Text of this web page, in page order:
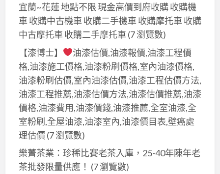
宜蘭~花蓮 地點不限 現金高價到府收購 收購機
車 收購中古機車 收購二手機車 收購摩托車 收購
中古摩托車 收購二手摩托車(7 瀏覽數)
【漆博士】
油漆估價,油漆報價,油漆工程價
格,油漆施工價格,油漆粉刷價格,室內油漆價格,
油漆粉刷估價,室內油漆估價,油漆工程估價方法,
油漆工程推薦,油漆估價方法,油漆估價推薦,油漆
價格,油漆費用,油漆價錢,油漆推薦,全室油漆,全
室粉刷,全屋油漆,油漆室內,油漆價目表,壁癌處
理估價(7 瀏覽數)
樂菁茶業：珍稀比賽老茶入庫，25-40年陳年老
茶批發限量供應！ (7 瀏覽數)